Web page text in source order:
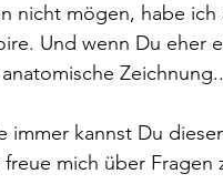
nicht mögen, habe ich
Und wenn Du eher
immer kannst Du
freue mich über